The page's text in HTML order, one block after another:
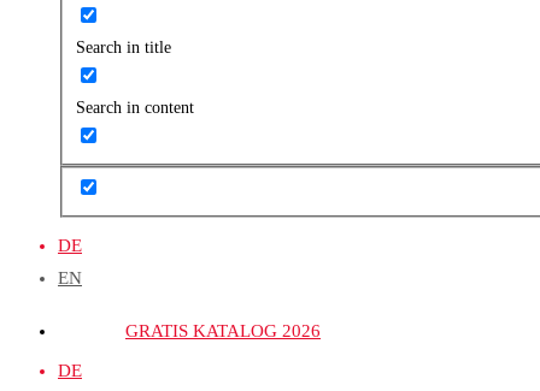
Search in title
Search in content
DE
EN
GRATIS KATALOG 2026
DE